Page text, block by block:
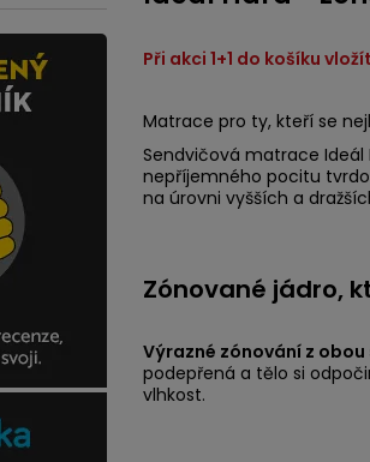
Při akci 1+1 do košíku
Matrace pro ty, kteří se
Sendvičová matrace
nepříjemného pocitu
na úrovni vyšších a
Zónované jádro,
Výrazné zónování z
podepřená a tělo si
vlhkost.